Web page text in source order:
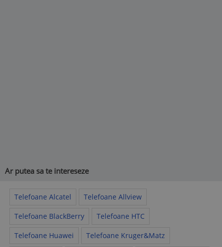
Ar putea sa te intereseze
Telefoane Alcatel Telefoane Allview
Telefoane BlackBerry Telefoane HTC
Telefoane Huawei Telefoane Kruger&Matz